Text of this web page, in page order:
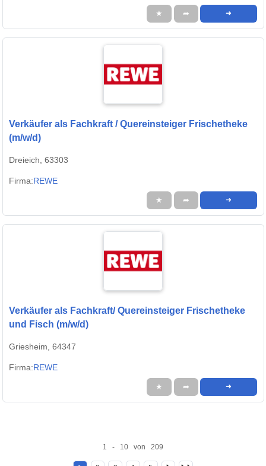
★ ➦ ➜
Verkäufer als Fachkraft / Quereinsteiger Frischetheke
(m/w/d)
Dreieich, 63303
Firma:REWE
★ ➦ ➜
Verkäufer als Fachkraft/ Quereinsteiger Frischetheke
und Fisch (m/w/d)
Griesheim, 64347
Firma:REWE
★ ➦ ➜
1 - 10 von 209